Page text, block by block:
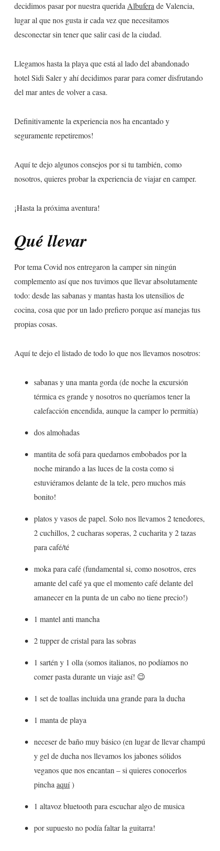
decidimos pasar por nuestra queridaAlbuferade Valencia,
lugar al que nos gusta ir cada vez que necesitamos
desconectar sin tener que salir casi de la ciudad.
Llegamos hasta la playa que está al lado del abandonado
hotel Sidi Saler y ahí decidimos parar para comer disfrutando
del mar antes de volver a casa.
Definitivamente la experiencia nos ha encantado y
seguramente repetiremos!
Aquí te dejo algunos consejos por si tu también, como
nosotros, quieres probar la experiencia de viajar en camper.
¡Hasta la próxima aventura!
Qué llevar
Por tema Covid nos entregaron la camper sin ningún
complemento así que nos tuvimos que llevar absolutamente
todo: desde las sabanas y mantas hasta los utensilios de
cocina, cosa que por un lado prefiero porque así manejas tus
propias cosas.
Aquí te dejo el listado de todo lo que nos llevamos nosotros:
sabanas y una manta gorda (de noche la excursión
térmica es grande y nosotros no queríamos tener la
calefacción encendida, aunque la camper lo permitía)
dos almohadas
mantita de sofá para quedarnos embobados por la
noche mirando a las luces de la costa como si
estuviéramos delante de la tele, pero muchos más
bonito!
platos y vasos de papel. Solo nos llevamos 2 tenedores,
2 cuchillos, 2 cucharas soperas, 2 cucharita y 2 tazas
para café/té
moka para café (fundamental si, como nosotros, eres
amante del café ya que el momento café delante del
amanecer en la punta de un cabo no tiene precio!)
1 mantel anti mancha
2 tupper de cristal para las sobras
1 sartén y 1 olla (somos italianos, no podíamos no
comer pasta durante un viaje así! 😉
1 set de toallas incluida una grande para la ducha
1 manta de playa
neceser de baño muy básico (en lugar de llevar champú
y gel de ducha nos llevamos los jabones sólidos
veganos que nos encantan – si quieres conocerlos
pincha aquí)
1 altavoz bluetooth para escuchar algo de musica
por supuesto no podía faltar la guitarra!